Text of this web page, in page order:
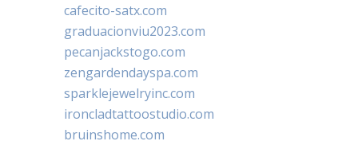
cafecito-satx.com
graduacionviu2023.com
pecanjackstogo.com
zengardendayspa.com
sparklejewelryinc.com
ironcladtattoostudio.com
bruinshome.com